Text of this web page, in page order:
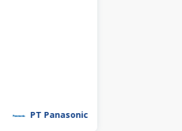
Manufacturing Indonesia